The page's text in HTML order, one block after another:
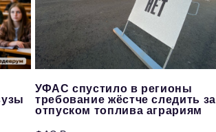
УФАС спустило в регионы
требование жёстче следить за
отпуском топлива аграриям